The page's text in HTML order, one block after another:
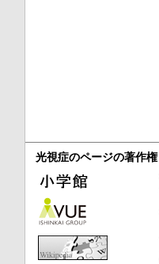
光視症のページの著作権